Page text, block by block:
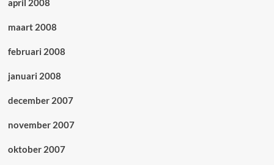
april 2008
maart 2008
februari 2008
januari 2008
december 2007
november 2007
oktober 2007